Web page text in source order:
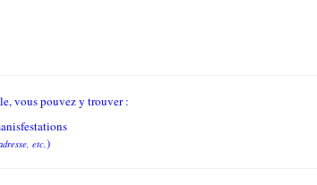
vous pouvez y trouver :
etc.)